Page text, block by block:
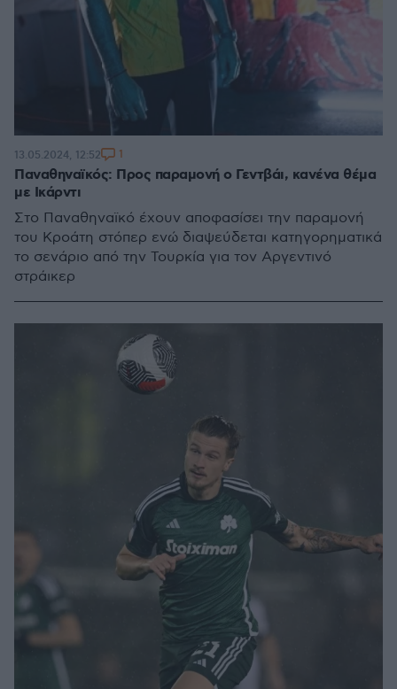
Παναθηναϊκός: Προς παραμονή ο Γεντβάι, κανένα θέμα
με Ικάρντι
Στο Παναθηναϊκό έχουν αποφασίσει την παραμονή
του Κροάτη στόπερ ενώ διαψεύδεται κατηγορηματικά
το σενάριο από την Τουρκία για τον Αργεντινό
στράικερ
13.05.2024, 12:52 1